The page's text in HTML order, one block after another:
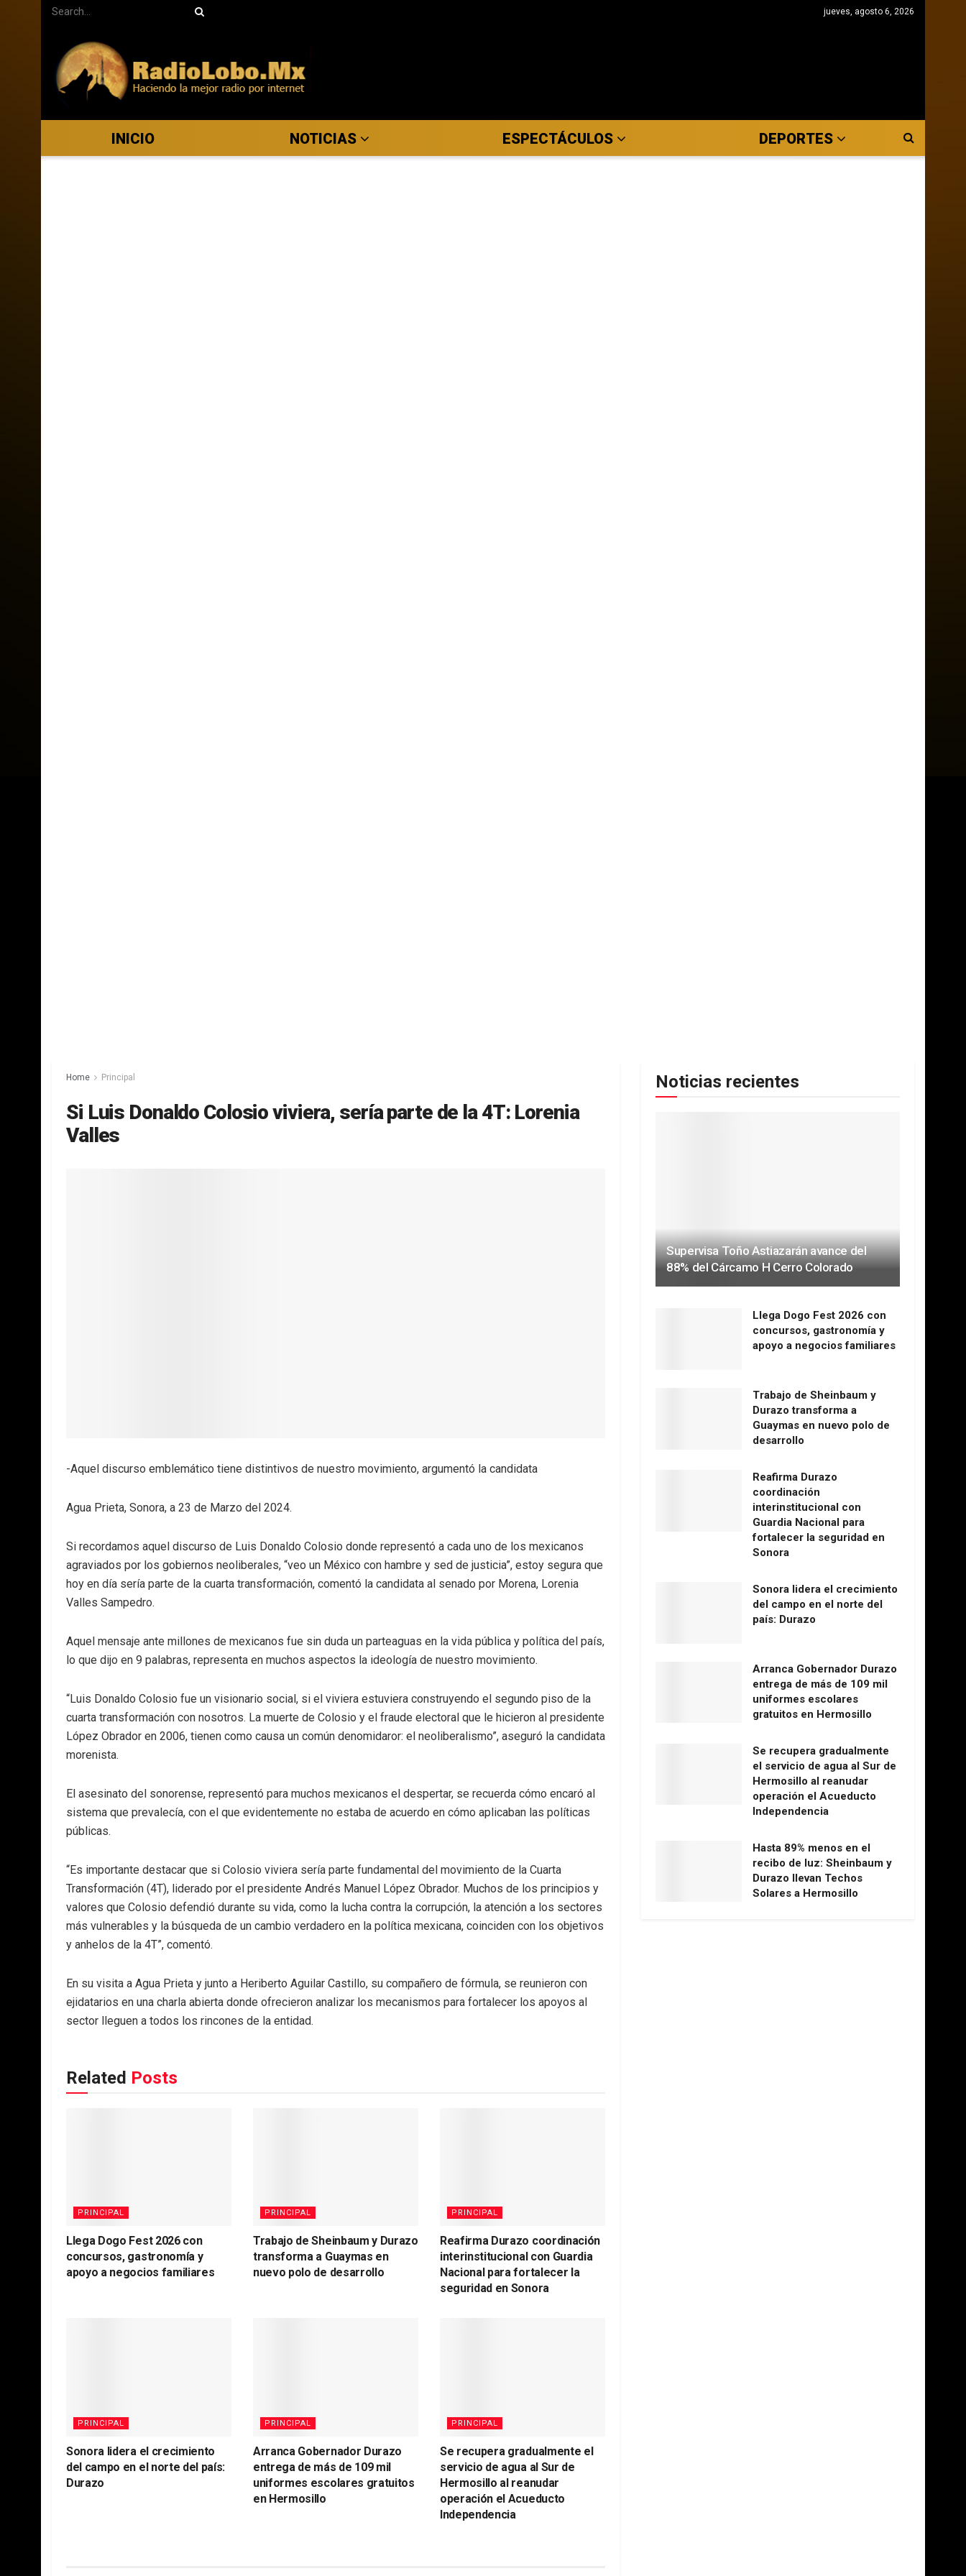
jueves, agosto 6, 2026
INICIO NOTICIAS ESPECTÁCULOS DEPORTES
Home Principal
Si Luis Donaldo Colosio viviera, sería parte de la 4T: Lorenia
Valles
-Aquel discurso emblemático tiene distintivos de nuestro movimiento, argumentó la candidata
Agua Prieta, Sonora, a 23 de Marzo del 2024.
Si recordamos aquel discurso de Luis Donaldo Colosio donde representó a cada uno de los mexicanos
agraviados por los gobiernos neoliberales, “veo un México con hambre y sed de justicia”, estoy segura que
hoy en día sería parte de la cuarta transformación, comentó la candidata al senado por Morena, Lorenia
Valles Sampedro.
Aquel mensaje ante millones de mexicanos fue sin duda un parteaguas en la vida pública y política del país,
lo que dijo en 9 palabras, representa en muchos aspectos la ideología de nuestro movimiento.
“Luis Donaldo Colosio fue un visionario social, si el viviera estuviera construyendo el segundo piso de la
cuarta transformación con nosotros. La muerte de Colosio y el fraude electoral que le hicieron al presidente
López Obrador en 2006, tienen como causa un común denomidaror: el neoliberalismo”, aseguró la candidata
morenista.
El asesinato del sonorense, representó para muchos mexicanos el despertar, se recuerda cómo encaró al
sistema que prevalecía, con el que evidentemente no estaba de acuerdo en cómo aplicaban las políticas
públicas.
“Es importante destacar que si Colosio viviera sería parte fundamental del movimiento de la Cuarta
Transformación (4T), liderado por el presidente Andrés Manuel López Obrador. Muchos de los principios y
valores que Colosio defendió durante su vida, como la lucha contra la corrupción, la atención a los sectores
más vulnerables y la búsqueda de un cambio verdadero en la política mexicana, coinciden con los objetivos
y anhelos de la 4T”, comentó.
En su visita a Agua Prieta y junto a Heriberto Aguilar Castillo, su compañero de fórmula, se reunieron con
ejidatarios en una charla abierta donde ofrecieron analizar los mecanismos para fortalecer los apoyos al
sector lleguen a todos los rincones de la entidad.
Related Posts
PRINCIPAL
Llega Dogo Fest 2026 con
concursos, gastronomía y
apoyo a negocios familiares
PRINCIPAL
Trabajo de Sheinbaum y Durazo
transforma a Guaymas en
nuevo polo de desarrollo
PRINCIPAL
Reafirma Durazo coordinación
interinstitucional con Guardia
Nacional para fortalecer la
seguridad en Sonora
PRINCIPAL
Sonora lidera el crecimiento
del campo en el norte del país:
Durazo
PRINCIPAL
Arranca Gobernador Durazo
entrega de más de 109 mil
uniformes escolares gratuitos
en Hermosillo
PRINCIPAL
Se recupera gradualmente el
servicio de agua al Sur de
Hermosillo al reanudar
operación el Acueducto
Independencia
Noticias recientes
Supervisa Toño Astiazarán avance del
88% del Cárcamo H Cerro Colorado
Llega Dogo Fest 2026 con
concursos, gastronomía y
apoyo a negocios familiares
Trabajo de Sheinbaum y
Durazo transforma a
Guaymas en nuevo polo de
desarrollo
Reafirma Durazo
coordinación
interinstitucional con
Guardia Nacional para
fortalecer la seguridad en
Sonora
Sonora lidera el crecimiento
del campo en el norte del
país: Durazo
Arranca Gobernador Durazo
entrega de más de 109 mil
uniformes escolares
gratuitos en Hermosillo
Se recupera gradualmente
el servicio de agua al Sur de
Hermosillo al reanudar
operación el Acueducto
Independencia
Hasta 89% menos en el
recibo de luz: Sheinbaum y
Durazo llevan Techos
Solares a Hermosillo